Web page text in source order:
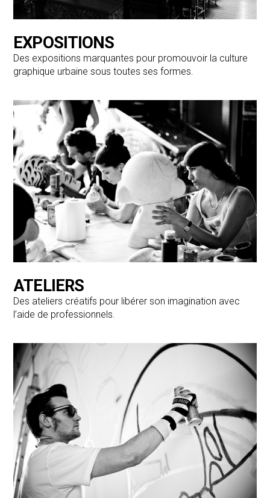
EXPOSITIONS
Des expositions marquantes pour promouvoir la culture
graphique urbaine sous toutes ses formes.
ATELIERS
Des ateliers créatifs pour libérer son imagination avec
l’aide de professionnels.